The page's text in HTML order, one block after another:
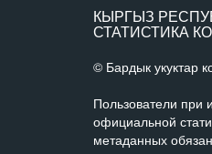
КЫРГЫЗ
СТАТИСТИКА
© Бардык укуктар
Пользователи при
официальной
метаданных